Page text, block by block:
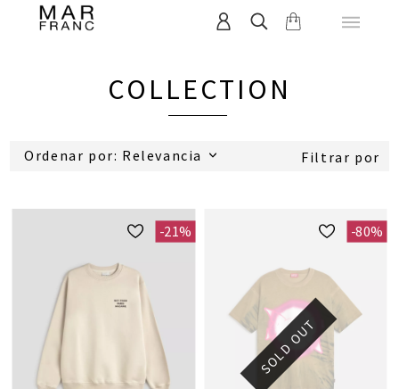
COLLECTION
Ordenar por: Relevancia Filtrar por
-21%
SOLD OUT
-80%